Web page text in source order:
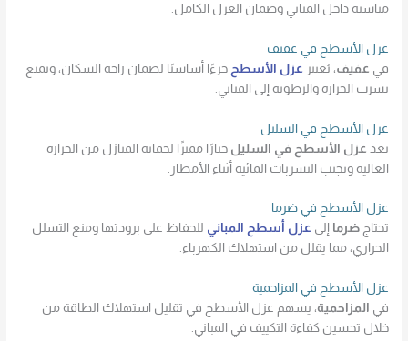
مناسبة داخل المباني وضمان العزل الكامل.
عزل الأسطح في عفيف
في عفيف، يُعتبر عزل الأسطح جزءًا أساسيًا لضمان راحة السكان، ويمنع
تسرب الحرارة والرطوبة إلى المباني.
عزل الأسطح في السليل
يعد عزل الأسطح في السليل خيارًا مميزًا لحماية المنازل من الحرارة
العالية وتجنب التسربات المائية أثناء الأمطار.
عزل الأسطح في ضرما
تحتاجضرما إلى عزل أسطح المباني للحفاظ على برودتها ومنع التسلل
الحراري، مما يقلل من استهلاك الكهرباء.
عزل الأسطح في المزاحمية
في المزاحمية، يسهم عزل الأسطح في تقليل استهلاك الطاقة من
خلال تحسين كفاءة التكييف في المباني.